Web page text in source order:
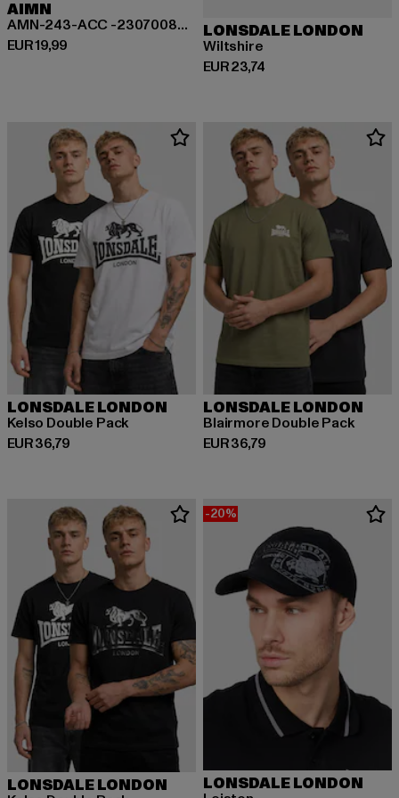
AIMN
AMN-243-ACC -23070082-017 AIMN Logo Socks 3-Pack
EUR 19,99
Huidige prijs: EUR 19,99
LONSDALE LONDON
Wiltshire
EUR 23,74
Huidige prijs: EUR 23,74
LONSDALE LONDON
Kelso Double Pack
EUR 36,79
Huidige prijs: EUR 36,79
LONSDALE LONDON
Blairmore Double Pack
EUR 36,79
Huidige prijs: EUR 36,79
LONSDALE LONDON
-20%
LONSDALE LONDON